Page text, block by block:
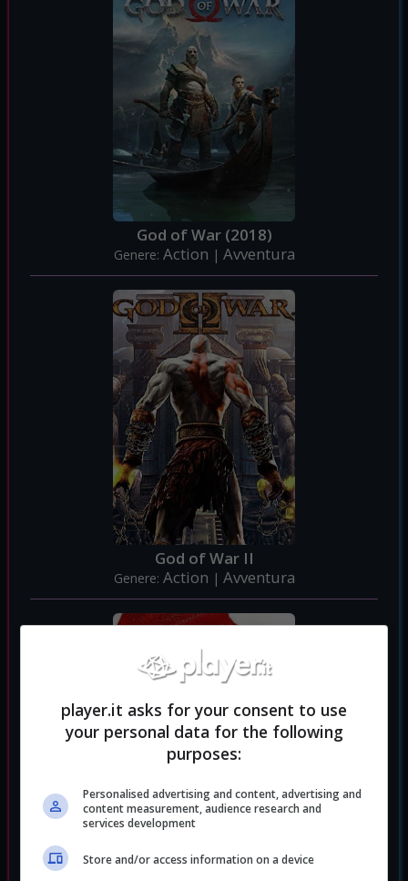
God of War (2018)
Genere: Action | Avventura
God of War II
Genere: Action | Avventura
player.it asks for your consent to use
your personal data for the following
purposes:
Personalised advertising and content, advertising and
content measurement, audience research and
services development
Store and/or access information on a device